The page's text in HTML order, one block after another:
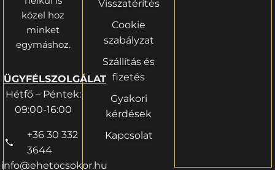
közel hoz
minket
egymáshoz.
ÜGYFÉLSZOLGÁLAT
Hétfő – Péntek:
09:00-16:00
+36 30 332
3644
info@ehetocsokor.hu
Visszatérítés
Cookie
szabályzat
Szállítás és
fizetés
Gyakori
kérdések
Kapcsolat